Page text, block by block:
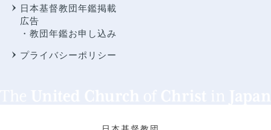
日本基督教団年鑑掲載
広告
・教団年鑑お申し込み
プライバシーポリシー